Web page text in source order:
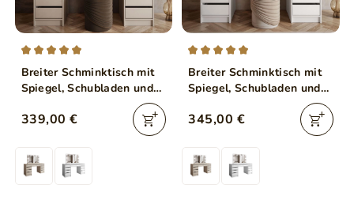
Breiter Schminktisch mit
Spiegel, Schubladen und
LED-Beleuchtung Melo
Elite Kaschmir Hochglanz
339,00 €
Breiter Schminktisch mit
Spiegel, Schubladen und
LED-Beleuchtung Melo
Elite Weiß Hochglanz
345,00 €